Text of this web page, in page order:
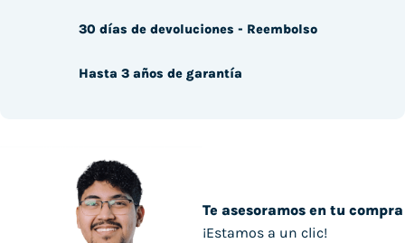
Te asesoramos en tu compra
¡Estamos a un clic!
30 días de devoluciones - Reembolso
Hasta 3 años de garantía